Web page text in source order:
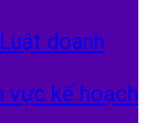
doanh
vực kế hoạch